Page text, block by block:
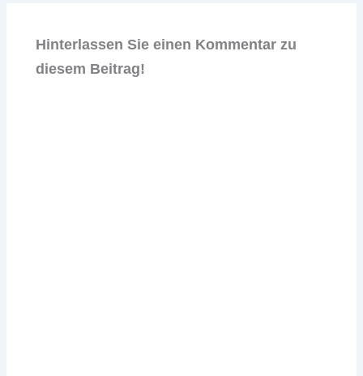
Hinterlassen Sie einen Kommentar zu
diesem Beitrag!